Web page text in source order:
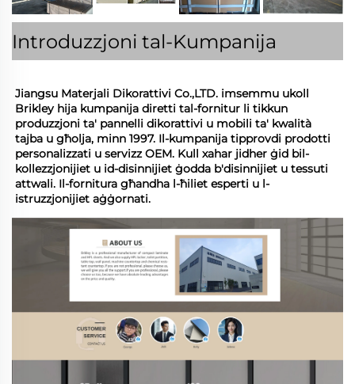
Introduzzjoni tal-Kumpanija
Jiangsu Materjali Dikorattivi Co.,LTD. imsemmu ukoll
Brikley hija kumpanija diretti tal-fornitur li tikkun
produzzjoni ta' pannelli dikorattivi u mobili ta' kwalità
tajba u għolja, minn 1997. Il-kumpanija tipprovdi prodotti
personalizzati u servizz OEM. Kull xahar jidher ġid bil-
kollezzjonijiet u id-disinnijiet ġodda b'disinnijiet u tessuti
attwali. Il-fornitura għandha l-ħiliet esperti u l-
istruzzjonijiet aġġornati.